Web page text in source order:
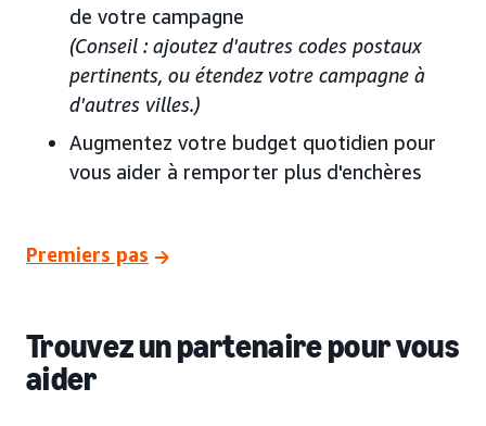
de votre campagne
(Conseil : ajoutez d'autres codes postaux
pertinents, ou étendez votre campagne à
d'autres villes.)
Augmentez votre budget quotidien pour
vous aider à remporter plus d'enchères
Premiers pas
Trouvez un partenaire pour vous
aider